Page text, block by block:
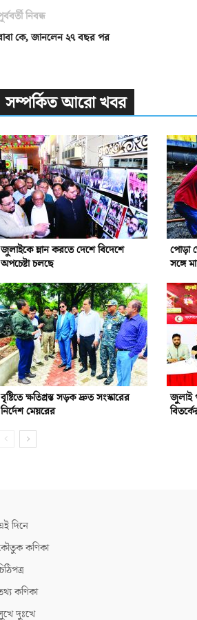
নিবন্ধ
কে, জানলেন ২৭ বছর পর
সম্পর্কিত আরো খবর
জুলাইকে ম্লান করতে দেশে বিদেশে
অপচেষ্টা চলছে
পোড়া
সঙ্গে
বৃষ্টিতে ক্ষতিগ্রস্ত সড়ক দ্রুত সংস্কারের
নির্দেশ মেয়রের
জুলাই
দিনে
কণিকা
কণিকা
দুঃখে